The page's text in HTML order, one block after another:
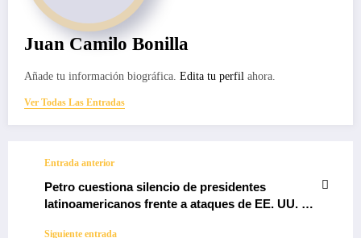
Juan Camilo Bonilla
Añade tu información biográfica. Edita tu perfil ahora.
Ver Todas Las Entradas
Entrada anterior
Petro cuestiona silencio de presidentes
latinoamericanos frente a ataques de EE. UU. en
Siguiente entrada